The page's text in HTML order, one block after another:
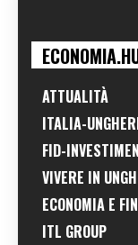
ATTUALITÀ
ITALIA-
FID-
VIVERE IN
ECONOMIA E
ITL GROUP